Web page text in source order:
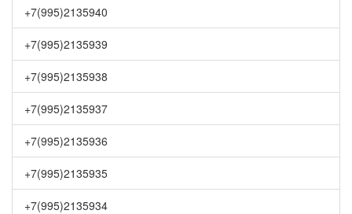
+7(995)2135940
+7(995)2135939
+7(995)2135938
+7(995)2135937
+7(995)2135936
+7(995)2135935
+7(995)2135934